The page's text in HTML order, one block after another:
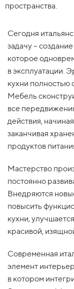
пространства.
Сегодня
задачу –
которое
в эксплуатации.
кухни полностью
Мебель
все
действия,
заканчивая
продуктов
Мастерство
постоянно
Внедряются
повысить
кухни,
красивой,
Современная
элемент
в котором